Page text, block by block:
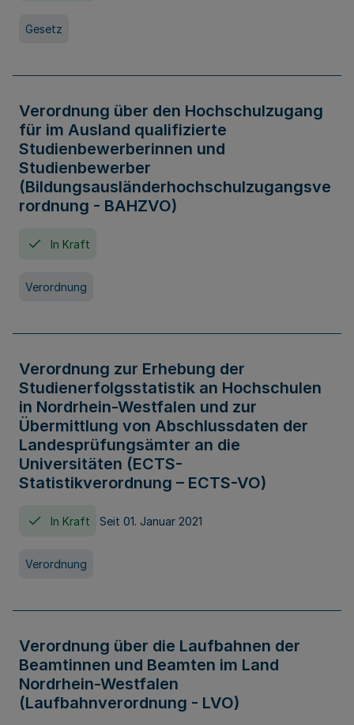
Gesetz
Verordnung über den Hochschulzugang
für im Ausland qualifizierte
Studienbewerberinnen und
Studienbewerber
(Bildungsausländerhochschulzugangsve
rordnung - BAHZVO)
In Kraft
Verordnung
Verordnung zur Erhebung der
Studienerfolgsstatistik an Hochschulen
in Nordrhein-Westfalen und zur
Übermittlung von Abschlussdaten der
Landesprüfungsämter an die
Universitäten (ECTS-
Statistikverordnung – ECTS-VO)
In Kraft Seit 01. Januar 2021
Verordnung
Verordnung über die Laufbahnen der
Beamtinnen und Beamten im Land
Nordrhein-Westfalen
(Laufbahnverordnung - LVO)